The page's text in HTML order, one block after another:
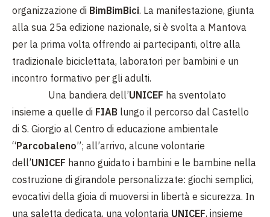
organizzazione di BimBimBici. La manifestazione, giunta
alla sua 25a edizione nazionale, si è svolta a Mantova
per la prima volta offrendo ai partecipanti, oltre alla
tradizionale biciclettata, laboratori per bambini e un
incontro formativo per gli adulti.
Una bandiera dell’UNICEF ha sventolato
insieme a quelle di FIAB lungo il percorso dal Castello
di S. Giorgio al Centro di educazione ambientale
“Parcobaleno”; all’arrivo, alcune volontarie
dell’UNICEF hanno guidato i bambini e le bambine nella
costruzione di girandole personalizzate: giochi semplici,
evocativi della gioia di muoversi in libertà e sicurezza. In
una saletta dedicata, una volontaria UNICEF, insieme